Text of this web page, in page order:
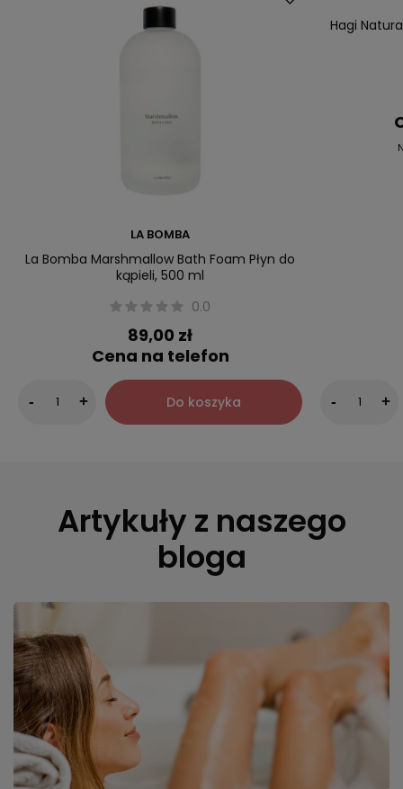
LA BOMBA
La Bomba Marshmallow Bath Foam Płyn do
kąpieli, 500 ml
0.0
89,00 zł
Cena na telefon
- + Do koszyka
Hagi
- +
Artykuły z naszego
bloga